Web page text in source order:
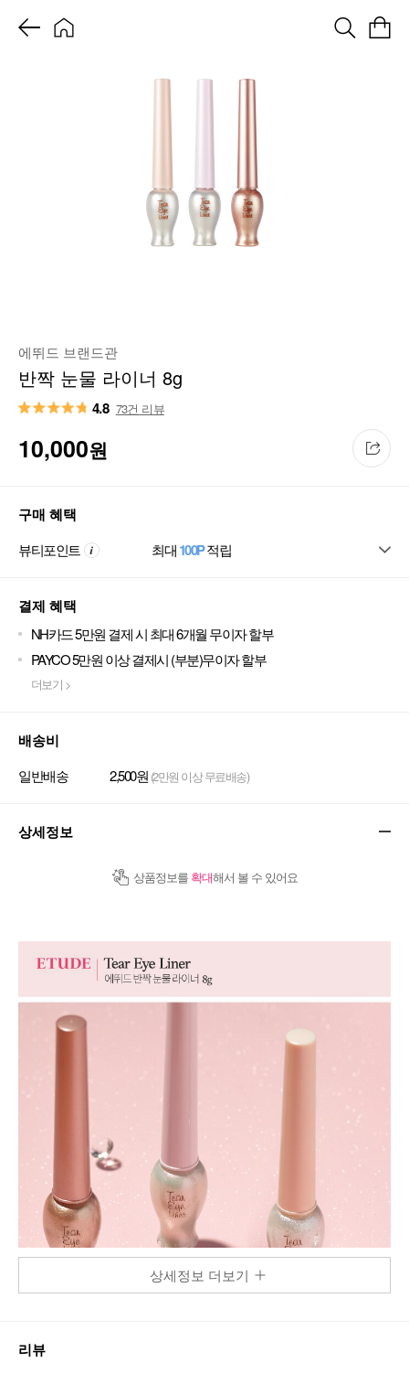
에뛰드 브랜드관
반짝 눈물 라이너 8g
4.8 73건 리뷰
10,000원
구매 혜택
뷰티포인트 최대100P적립
결제 혜택
NH카드 5만원 결제 시 최대 6개월 무이자 할부
PAYCO 5만원 이상 결제시 (부분)무이자 할부
더보기 >
배송비
일반배송 2,500원 (2만원 이상 무료배송)
상세정보
상품정보를 확대해서 볼 수 있어요
상세정보 더보기
리뷰